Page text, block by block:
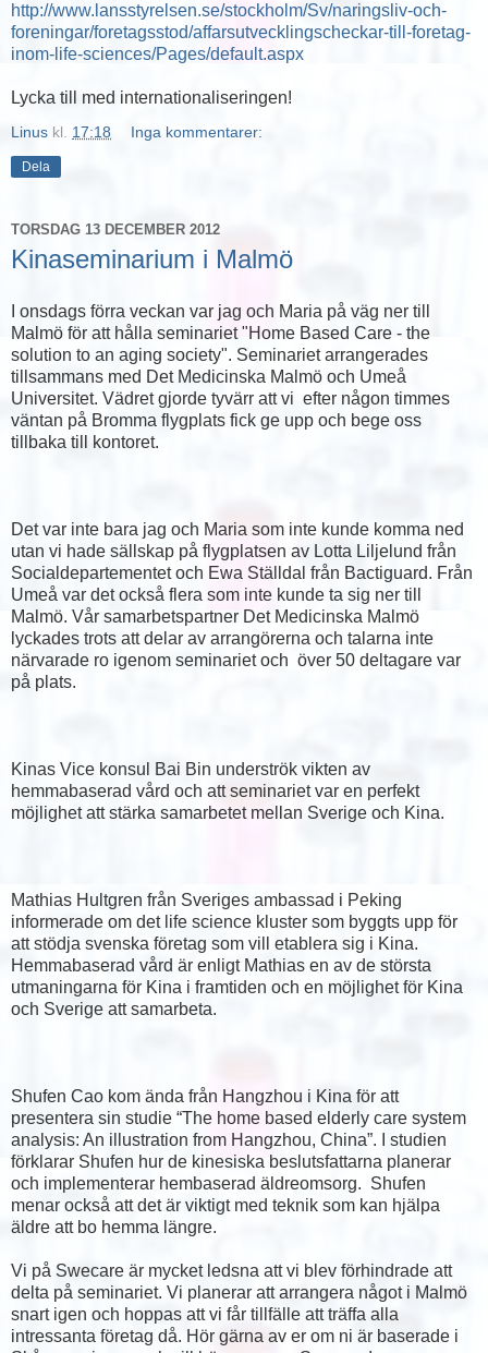
http://www.lansstyrelsen.se/stockholm/Sv/naringsliv-och-
foreningar/foretagsstod/affarsutvecklingscheckar-till-foretag-
inom-life-sciences/Pages/default.aspx
Lycka till med internationaliseringen!
Linus kl. 17:18 Inga kommentarer:
Dela
TORSDAG 13 DECEMBER 2012
Kinaseminarium i Malmö
I onsdags förra veckan var jag och Maria på väg ner till
Malmö för att hålla seminariet "Home Based Care - the
solution to an aging society". Seminariet arrangerades
tillsammans med Det Medicinska Malmö och Umeå
Universitet. Vädret gjorde tyvärr att vi efter någon timmes
väntan på Bromma flygplats fick ge upp och bege oss
tillbaka till kontoret.
Det var inte bara jag och Maria som inte kunde komma ned
utan vi hade sällskap på flygplatsen av Lotta Liljelund från
Socialdepartementet och Ewa Ställdal från Bactiguard. Från
Umeå var det också flera som inte kunde ta sig ner till
Malmö. Vår samarbetspartner Det Medicinska Malmö
lyckades trots att delar av arrangörerna och talarna inte
närvarade ro igenom seminariet och över 50 deltagare var
på plats.
Kinas Vice konsul Bai Bin underströk vikten av
hemmabaserad vård och att seminariet var en perfekt
möjlighet att stärka samarbetet mellan Sverige och Kina.
Mathias Hultgren från Sveriges ambassad i Peking
informerade om det life science kluster som byggts upp för
att stödja svenska företag som vill etablera sig i Kina.
Hemmabaserad vård är enligt Mathias en av de största
utmaningarna för Kina i framtiden och en möjlighet för Kina
och Sverige att samarbeta.
Shufen Cao kom ända från Hangzhou i Kina för att
presentera sin studie “The home based elderly care system
analysis: An illustration from Hangzhou, China”. I studien
förklarar Shufen hur de kinesiska beslutsfattarna planerar
och implementerar hembaserad äldreomsorg. Shufen
menar också att det är viktigt med teknik som kan hjälpa
äldre att bo hemma längre.
Vi på Swecare är mycket ledsna att vi blev förhindrade att
delta på seminariet. Vi planerar att arrangera något i Malmö
snart igen och hoppas att vi får tillfälle att träffa alla
intressanta företag då. Hör gärna av er om ni är baserade i